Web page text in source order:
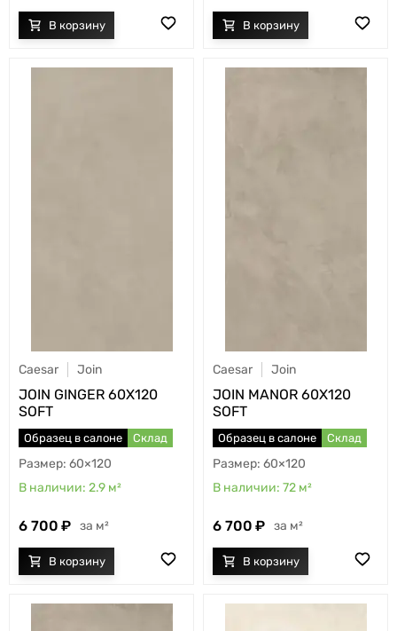
Caesar Join
JOIN GINGER 60X120
SOFT
Образец в салоне Склад
60×120
2.9 м²
6 700 м²
Caesar Join
JOIN MANOR 60X120
SOFT
Образец в салоне Склад
60×120
72 м²
6 700 м²